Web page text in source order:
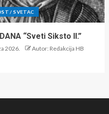
/ SVETAC
“Sveti Siksto II.”
2026. Autor: Redakcija HB